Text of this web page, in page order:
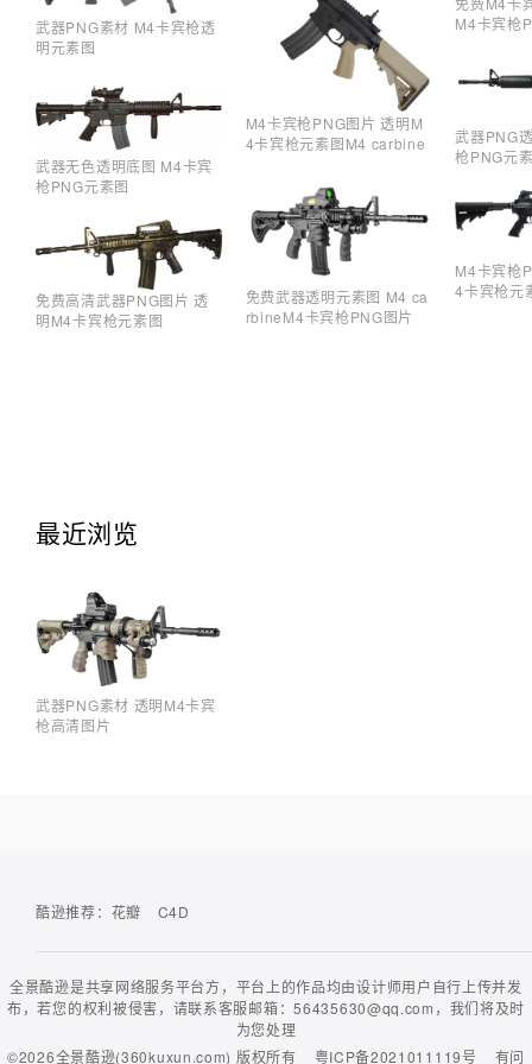
武器PNG素材 M4卡宾枪透
明元素图
武器无色透明底图 M4卡宾
枪PNG元素图
免费高清武器PNG图片 透
明M4卡宾枪元素图
M4卡宾枪PNG图片 透明M
4卡宾枪元素图M4 carbine
免费武器透明元素图 M4 ca
rbineM4卡宾枪PNG图片
M4卡宾枪
武器PNG
枪PNG元
M4卡宾枪
4卡宾枪元
最近浏览
武器PNG素材 透明M4卡宾
枪高清图片
酷逊推荐： 花瓣 C4D
全景酷逊是共享网络服务平台方，平台上的作品均由设计师用户自行上传并发
布，若您的权利被侵害，请联系客服邮箱：56435630@qq.com，我们将及时
为您处理
©2026全景酷逊(360kuxun.com) 版权所有 粤ICP备2021011119号
有问